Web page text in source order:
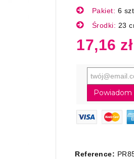
Pakiet: 6 szt
Środki: 23
17,16 zł
Powiadom
Reference: